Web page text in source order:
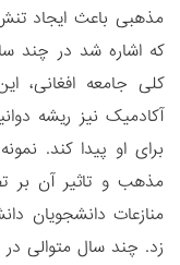
مذهبی باعث ایجاد
که اشاره شد در چند
کلی جامعه افغانی،
آکادمیک نیز ریشه
برای او پیدا کند.
مذهب و تاثیر آن بر
منازعات دانشجویان
زد. چند سال متوالی در